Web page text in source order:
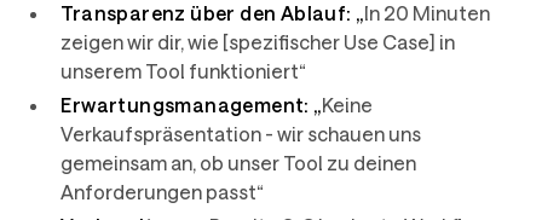
Transparenz über den Ablauf: „In 20 Minuten
zeigen wir dir, wie [spezifischer Use Case] in
unserem Tool funktioniert“
Erwartungsmanagement: „Keine
Verkaufspräsentation - wir schauen uns
gemeinsam an, ob unser Tool zu deinen
Anforderungen passt“